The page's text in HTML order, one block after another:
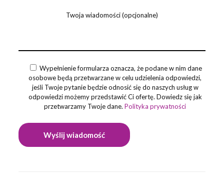
Twoja wiadomości (opcjonalne)
Wypełnienie formularza oznacza, że podane w nim dane
osobowe będą przetwarzane w celu udzielenia odpowiedzi,
jeśli Twoje pytanie będzie odnosić się do naszych usług w
odpowiedzi możemy przedstawić Ci ofertę. Dowiedz się jak
przetwarzamy Twoje dane.Polityka prywatności